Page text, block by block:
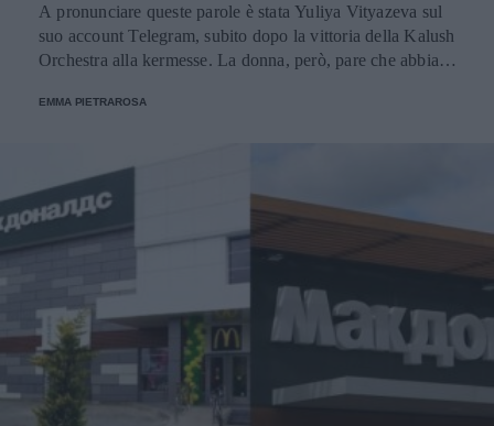
A pronunciare queste parole è stata Yuliya Vityazeva sul
suo account Telegram, subito dopo la vittoria della Kalush
Orchestra alla kermesse. La donna, però, pare che abbia
interpretata.
EMMA PIETRAROSA